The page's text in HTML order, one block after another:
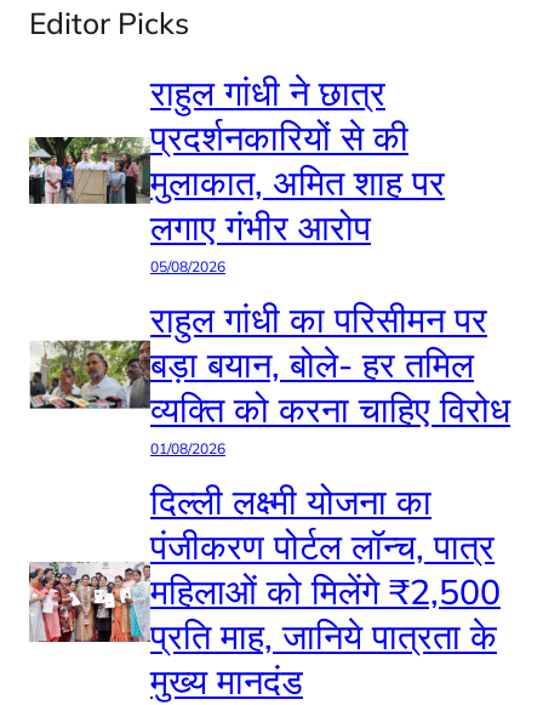
Editor Picks
राहुल गांधी ने छात्र
प्रदर्शनकारियों से की
मुलाकात, अमित शाह पर
लगाए गंभीर आरोप
05/08/2026
राहुल गांधी का परिसीमन पर
बड़ा बयान, बोले- हर तमिल
व्यक्ति को करना चाहिए विरोध
01/08/2026
दिल्ली लक्ष्मी योजना का
पंजीकरण पोर्टल लॉन्च, पात्र
महिलाओं को मिलेंगे ₹2,500
प्रति माह, जानिये पात्रता के
मुख्य मानदंड